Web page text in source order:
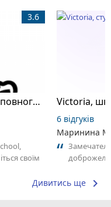
Alterra School, приватна школа повного дня
3.6
своїм
6 відгуків
Маринина
Дивитись ще keyboard_arrow_right